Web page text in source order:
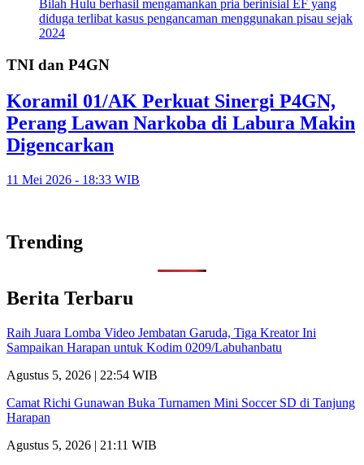
TNI dan P4GN
Koramil 01/AK Perkuat Sinergi P4GN,
Perang Lawan Narkoba di Labura Makin
Digencarkan
11 Mei 2026 - 18:33 WIB
Trending
Berita Terbaru
Raih Juara Lomba Video Jembatan Garuda, Tiga Kreator Ini
Sampaikan Harapan untuk Kodim 0209/Labuhanbatu
Agustus 5, 2026 | 22:54 WIB
Camat Richi Gunawan Buka Turnamen Mini Soccer SD di Tanjung
Harapan
Agustus 5, 2026 | 21:11 WIB